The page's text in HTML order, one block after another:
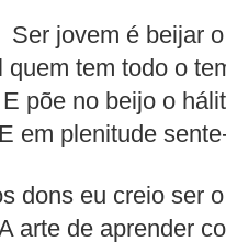
Ser jovem é beijar
quem tem todo o
E põe no beijo o
E em plenitude
dons eu creio ser
arte de aprender